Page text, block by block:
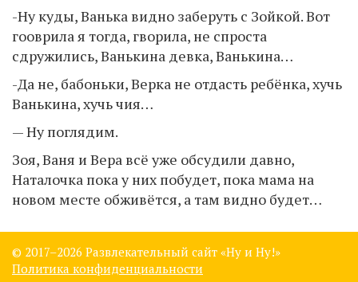
-Ну куды, Ванька видно заберуть с Зойкой. Вот
гооврила я тогда, гворила, не спроста
сдружились, Ванькина девка, Ванькина…
-Да не, бабоньки, Верка не отдасть ребёнка, хучь
Ванькина, хучь чия…
— Ну поглядим.
Зоя, Ваня и Вера всё уже обсудили давно,
Наталочка пока у них побудет, пока мама на
новом месте обживётся, а там видно будет…
© 2017–2026 Развлекательный сайт «Ну и Ну!»
Политика конфиденциальности